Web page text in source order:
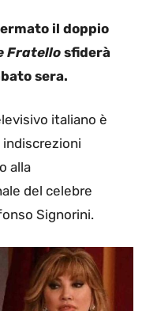
il doppio
Fratello sfiderà
sera.
italiano è
alla
del celebre
Signorini.